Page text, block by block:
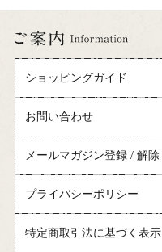
ショッピングガイド
お問い合わせ
メールマガジン登録 / 解除
プライバシーポリシー
特定商取引法に基づく表示